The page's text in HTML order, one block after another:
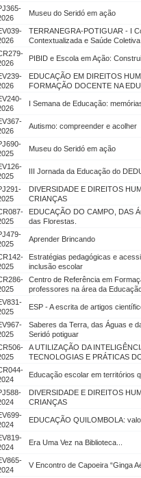
Museu do Seridó em ação
TERRANEGRA-POTIGUAR - I
Contextualizada e Saúde
PIBID e Escola em Ação:
EDUCAÇÃO EM DIREITOS
FORMAÇÃO DOCENTE NA
I Semana de Educação:
Autismo: compreender e acolher
Museu do Seridó em ação
III Jornada da Educação do
DIVERSIDADE E DIREITOS
CRIANÇAS
EDUCAÇÃO DO CAMPO, DAS
das Florestas.
Aprender Brincando
Estratégias pedagógicas e
inclusão escolar
Centro de Referência em
professores na área da
ESP - A escrita de artigos
Saberes da Terra, das Águas e
Seridó potiguar
A UTILIZAÇÃO DA
TECNOLOGIAS E PRÁTICAS
Educação escolar em territórios
DIVERSIDADE E DIREITOS
CRIANÇAS
EDUCAÇÃO QUILOMBOLA:
Era Uma Vez na Biblioteca...
V Encontro de Capoeira “Ginga